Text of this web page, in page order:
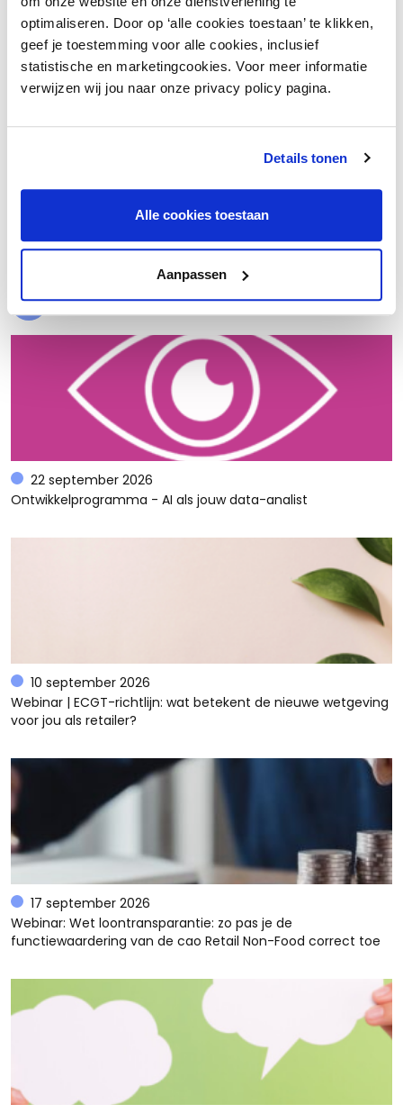
optimaliseren. Door op ‘alle cookies toestaan’ te klikken,
geef je toestemming voor alle cookies, inclusief
statistische en marketingcookies. Voor meer informatie
verwijzen wij jou naar onze privacy policy pagina.
Details tonen
Alle cookies toestaan
Aanpassen
Laad meer
Evenementen
22 september 2026
Ontwikkelprogramma - AI als jouw data-analist
10 september 2026
Webinar | ECGT-richtlijn: wat betekent de nieuwe wetgeving
voor jou als retailer?
17 september 2026
Webinar: Wet loontransparantie: zo pas je de
functiewaardering van de cao Retail Non-Food correct toe